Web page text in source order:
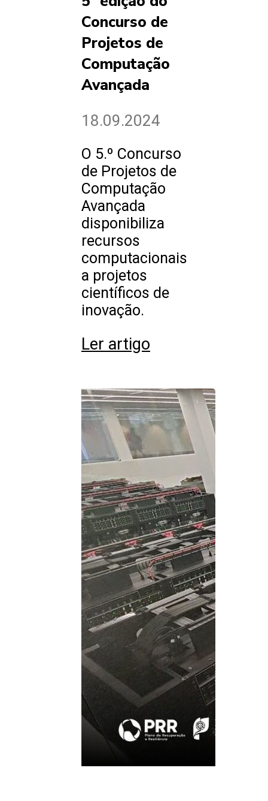
Concurso de
Projetos de
Computação
Avançada
18.09.2024
O 5.º Concurso
de Projetos de
Computação
Avançada
disponibiliza
recursos
computacionais
a projetos
científicos de
inovação.
Ler artigo